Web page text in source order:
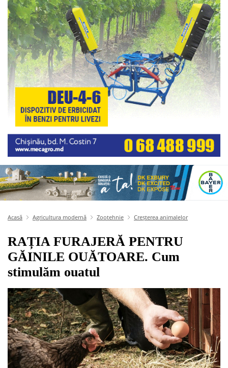
Acasă Agricultura modernă Zootehnie Creșterea animalelor
RAȚIA FURAJERĂ PENTRU
GĂINILE OUĂTOARE. Cum
stimulăm ouatul